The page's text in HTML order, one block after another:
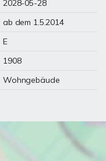
2028-05-28
ab dem 1.5.2014
E
1908
Wohngebäude